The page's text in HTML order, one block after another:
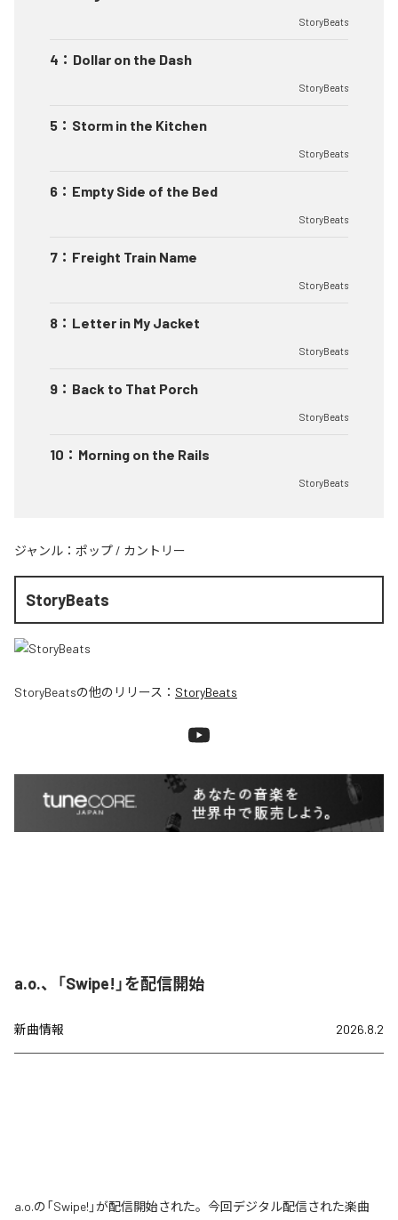
StoryBeats
4 ： Dollar on the Dash
StoryBeats
5 ： Storm in the Kitchen
StoryBeats
6 ： Empty Side of the Bed
StoryBeats
7 ： Freight Train Name
StoryBeats
8 ： Letter in My Jacket
StoryBeats
9 ： Back to That Porch
StoryBeats
10 ： Morning on the Rails
StoryBeats
ジャンル： ポップ / カントリー
StoryBeats
StoryBeatsの他のリリース： StoryBeats
a.o.、「Swipe!」を配信開始
新曲情報 2026.8.2
a.o.の「Swipe!」が配信開始された。今回デジタル配信された楽曲